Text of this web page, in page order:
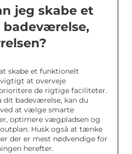
jeg skabe et
skabe et funktionelt
at overveje
de rigtige faciliteter.
dit badeværelse, kan du
at vælge smarte
optimere vægpladsen og
Husk også at tænke
der er mest nødvendige for
herefter.